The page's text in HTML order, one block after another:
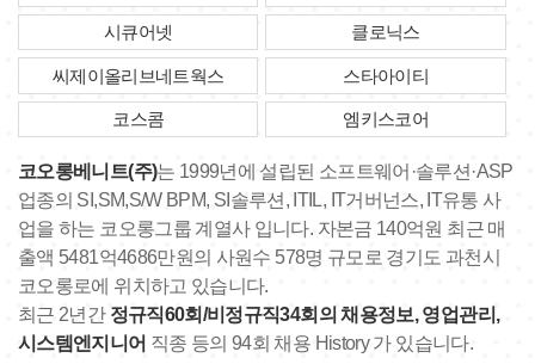
시큐어넷 클로닉스
씨제이올리브네트웍스 스타아이티
코스콤 엠키스코어
코오롱베니트(주)는 1999년에 설립된 소프트웨어·솔루션·ASP
업종의 SI,SM,S/W BPM, SI솔루션, ITIL, IT거버넌스, IT유통 사
업을 하는 코오롱그룹 계열사 입니다. 자본금 140억원 최근 매
출액 5481억4686만원의 사원수 578명 규모로 경기도 과천시
코오롱로에 위치하고 있습니다.
최근 2년간 정규직60회/비정규직34회의 채용정보, 영업관리,
시스템엔지니어 직종 등의 94회 채용 History 가 있습니다.